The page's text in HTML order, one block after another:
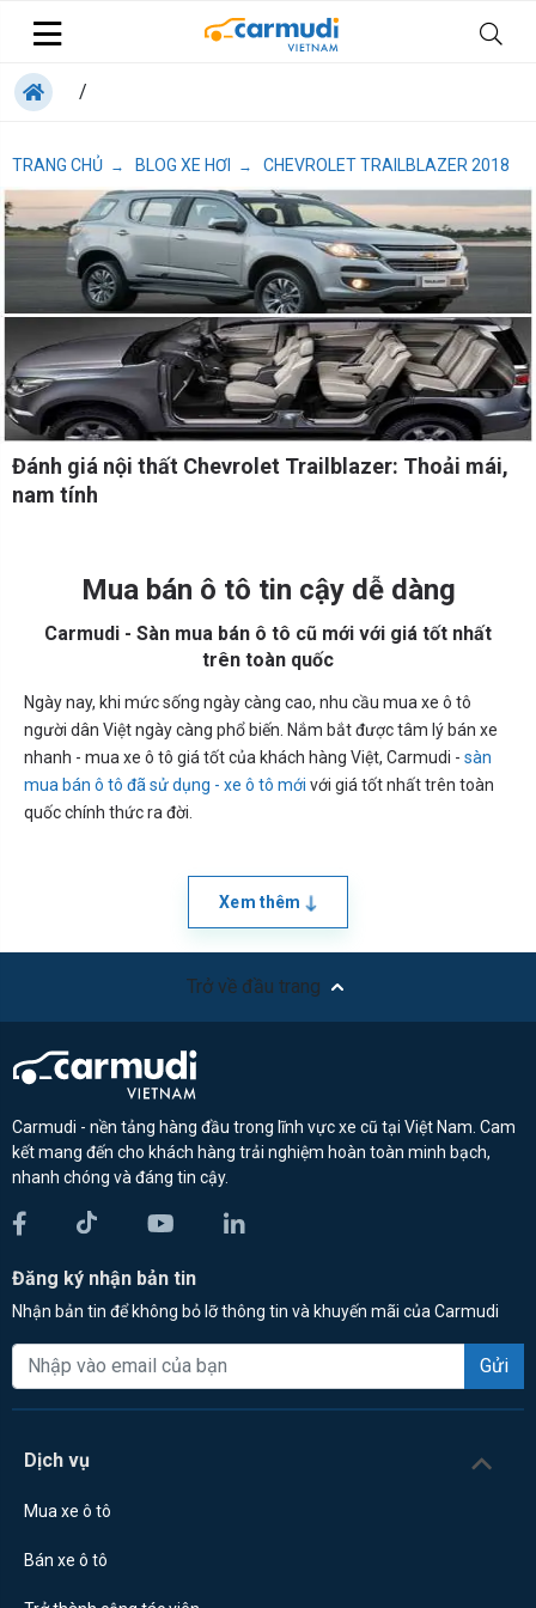
/
TRANG CHỦ → BLOG XE HƠI → CHEVROLET TRAILBLAZER 2018
Đánh giá nội thất Chevrolet Trailblazer: Thoải mái,
nam tính
Mua bán ô tô tin cậy dễ dàng
Carmudi - Sàn mua bán ô tô cũ mới với giá tốt nhất
trên toàn quốc
Ngày nay, khi mức sống ngày càng cao, nhu cầu mua xe ô tô
người dân Việt ngày càng phổ biến. Nắm bắt được tâm lý bán xe
nhanh - mua xe ô tô giá tốt của khách hàng Việt, Carmudi - sàn
mua bán ô tô đã sử dụng - xe ô tô mới với giá tốt nhất trên toàn
quốc chính thức ra đời.
Xem thêm
Trở về đầu trang
Carmudi - nền tảng hàng đầu trong lĩnh vực xe cũ tại Việt Nam. Cam
kết mang đến cho khách hàng trải nghiệm hoàn toàn minh bạch,
nhanh chóng và đáng tin cậy.
Đăng ký nhận bản tin
Nhận bản tin để không bỏ lỡ thông tin và khuyến mãi của Carmudi
Gửi
Dịch vụ
Mua xe ô tô
Bán xe ô tô